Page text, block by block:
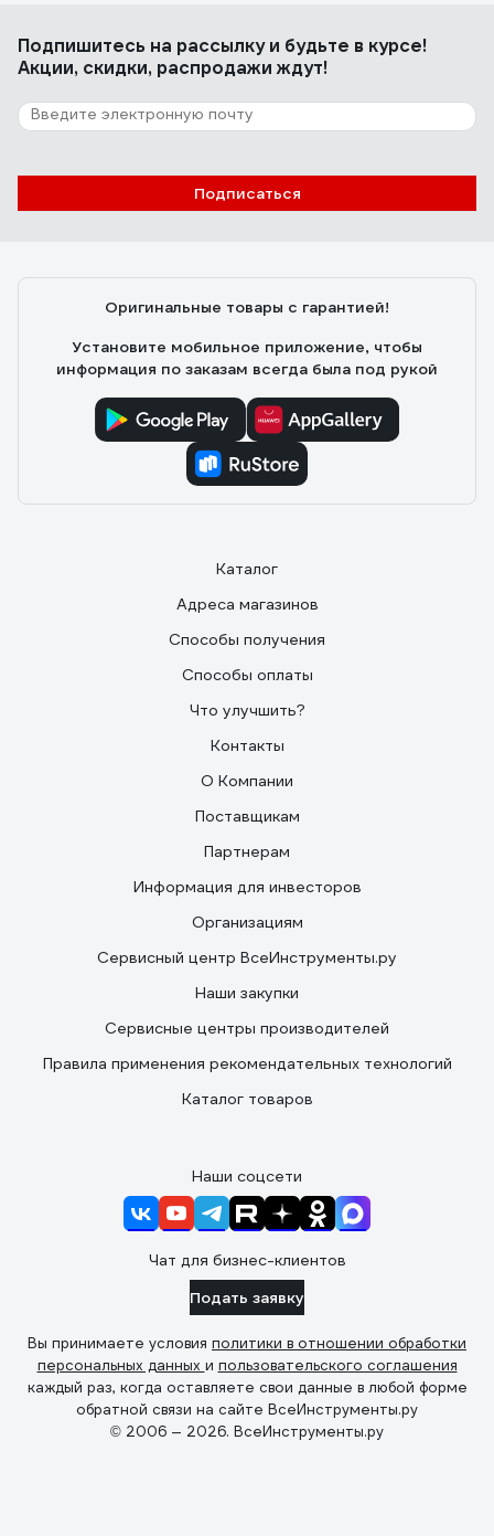
Подпишитесь на рассылкуи будьте в курсе!
Акции, скидки, распродажи ждут!
Подписаться
Оригинальные товары с гарантией!
Установите мобильное приложение, чтобы
информация по заказам всегда была под рукой
Каталог
Адреса магазинов
Способы получения
Способы оплаты
Что улучшить?
Контакты
О Компании
Поставщикам
Партнерам
Информация для инвесторов
Организациям
Сервисный центр ВсеИнструменты.ру
Наши закупки
Сервисные центры производителей
Правила применения рекомендательных технологий
Каталог товаров
Наши соцсети
Чат для бизнес-клиентов
Подать заявку
Вы принимаете условия политики в отношении обработки
персональных данных и пользовательского соглашения
каждый раз, когда оставляете свои данные в любой форме
обратной связи на сайте ВсеИнструменты.ру
© 2006 — 2026. ВсеИнструменты.ру